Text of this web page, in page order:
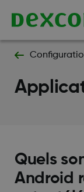
Quels
Android